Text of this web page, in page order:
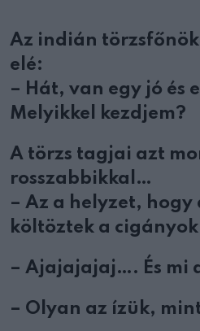
Az indián
elé:
– Hát, van egy jó és
Melyikkel kezdjem?
A törzs tagjai azt
rosszabbikkal…
– Az a helyzet,
költöztek a
– Ajajajajaj…. És mi
– Olyan az ízük,